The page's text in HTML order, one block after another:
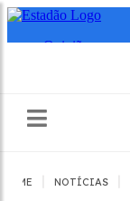
HOME NOTÍCIAS